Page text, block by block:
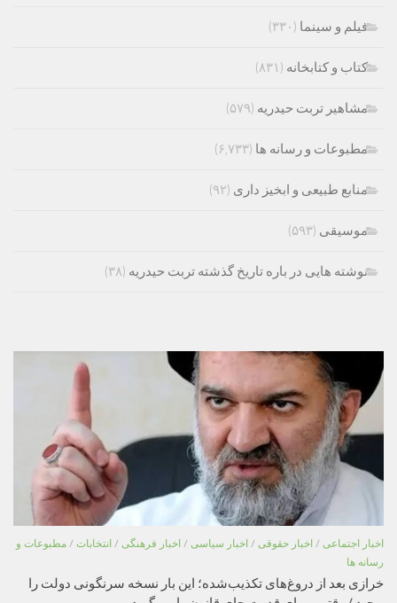
فیلم و سینما (۳۳۰)
کتاب و کتابخانه (۸۳۱)
مشاهیر تربت حیدریه (۵۷۹)
مطبوعات و رسانه ها (۶,۷۳۳)
منابع طبیعی و ابخیز داری (۹۲)
موسیقی (۵۹۳)
نوشته هایی در باره تاریخ گذشته تربت حیدریه (۳۸)
اخبار اجتماعی / اخبار حقوقی / اخبار سیاسی / اخبار فرهنگی / انتخابات / مطبوعات و
رسانه ها
خرازی بعد از دروغ‌های تکذیب‌شده؛ این بار نسخه سرنگونی دولت را